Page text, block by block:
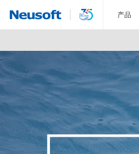
产品